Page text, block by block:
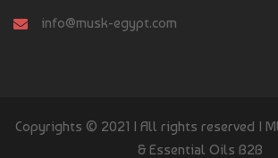
info@musk-egypt.com
Copyrights © 2021 | All rights reserved |
& Essential Oils B2B